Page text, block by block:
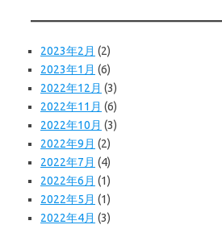
2023年2月 (2)
2023年1月 (6)
2022年12月 (3)
2022年11月 (6)
2022年10月 (3)
2022年9月 (2)
2022年7月 (4)
2022年6月 (1)
2022年5月 (1)
2022年4月 (3)